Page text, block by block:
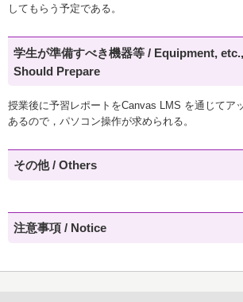
してもらう予定である。
学生が準備すべき機器等 / Equipment,
Should Prepare
授業後に予習レポートをCanvas LMS を通じてア
あるので，パソコン操作が求められる。
その他 / Others
注意事項 / Notice